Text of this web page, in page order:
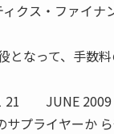
クス・ファイ
となって、手数
2009 う
プライヤーか